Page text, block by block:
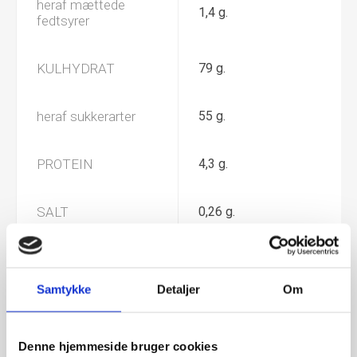
Samtykke Detaljer Om
Denne hjemmeside bruger cookies
heraf mættede
fedtsyrer
1,4 g.
KULHYDRAT 79 g.
heraf sukkerarter 55 g.
PROTEIN 4,3 g.
SALT 0,26 g.
ALLEGEN: